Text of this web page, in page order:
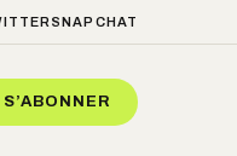
SNAPCHAT
S’ABONNER